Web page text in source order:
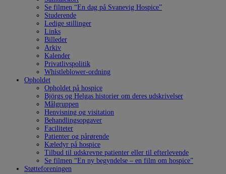
Se filmen “En dag på Svanevig Hospice”
Studerende
Ledige stillinger
Links
Billeder
Arkiv
Kalender
Privatlivspolitik
Whistleblower-ordning
Opholdet
Opholdet på hospice
Björgs og Helgas historier om deres udskrivelser
Målgruppen
Henvisning og visitation
Behandlingsopgaver
Faciliteter
Patienter og pårørende
Kæledyr på hospice
Tilbud til udskrevne patienter eller til efterlevende
Se filmen “En ny begyndelse – en film om hospice”
Støtteforeningen